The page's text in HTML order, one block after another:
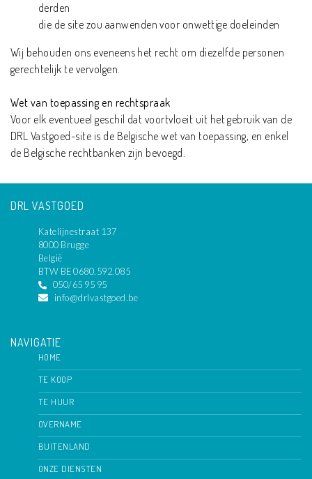
derden
die de site zou aanwenden voor onwettige doeleinden
Wij behouden ons eveneens het recht om diezelfde personen
gerechtelijk te vervolgen.
Wet van toepassing en rechtspraak
Voor elk eventueel geschil dat voortvloeit uit het gebruik van de
DRL Vastgoed-site is de Belgische wet van toepassing, en enkel
de Belgische rechtbanken zijn bevoegd.
DRL VASTGOED
Katelijnestraat 137
8000 Brugge
België
BTW BE 0680.592.085
050/65 95 95
info@drlvastgoed.be
NAVIGATIE
HOME
TE KOOP
TE HUUR
OVERNAME
BUITENLAND
ONZE DIENSTEN